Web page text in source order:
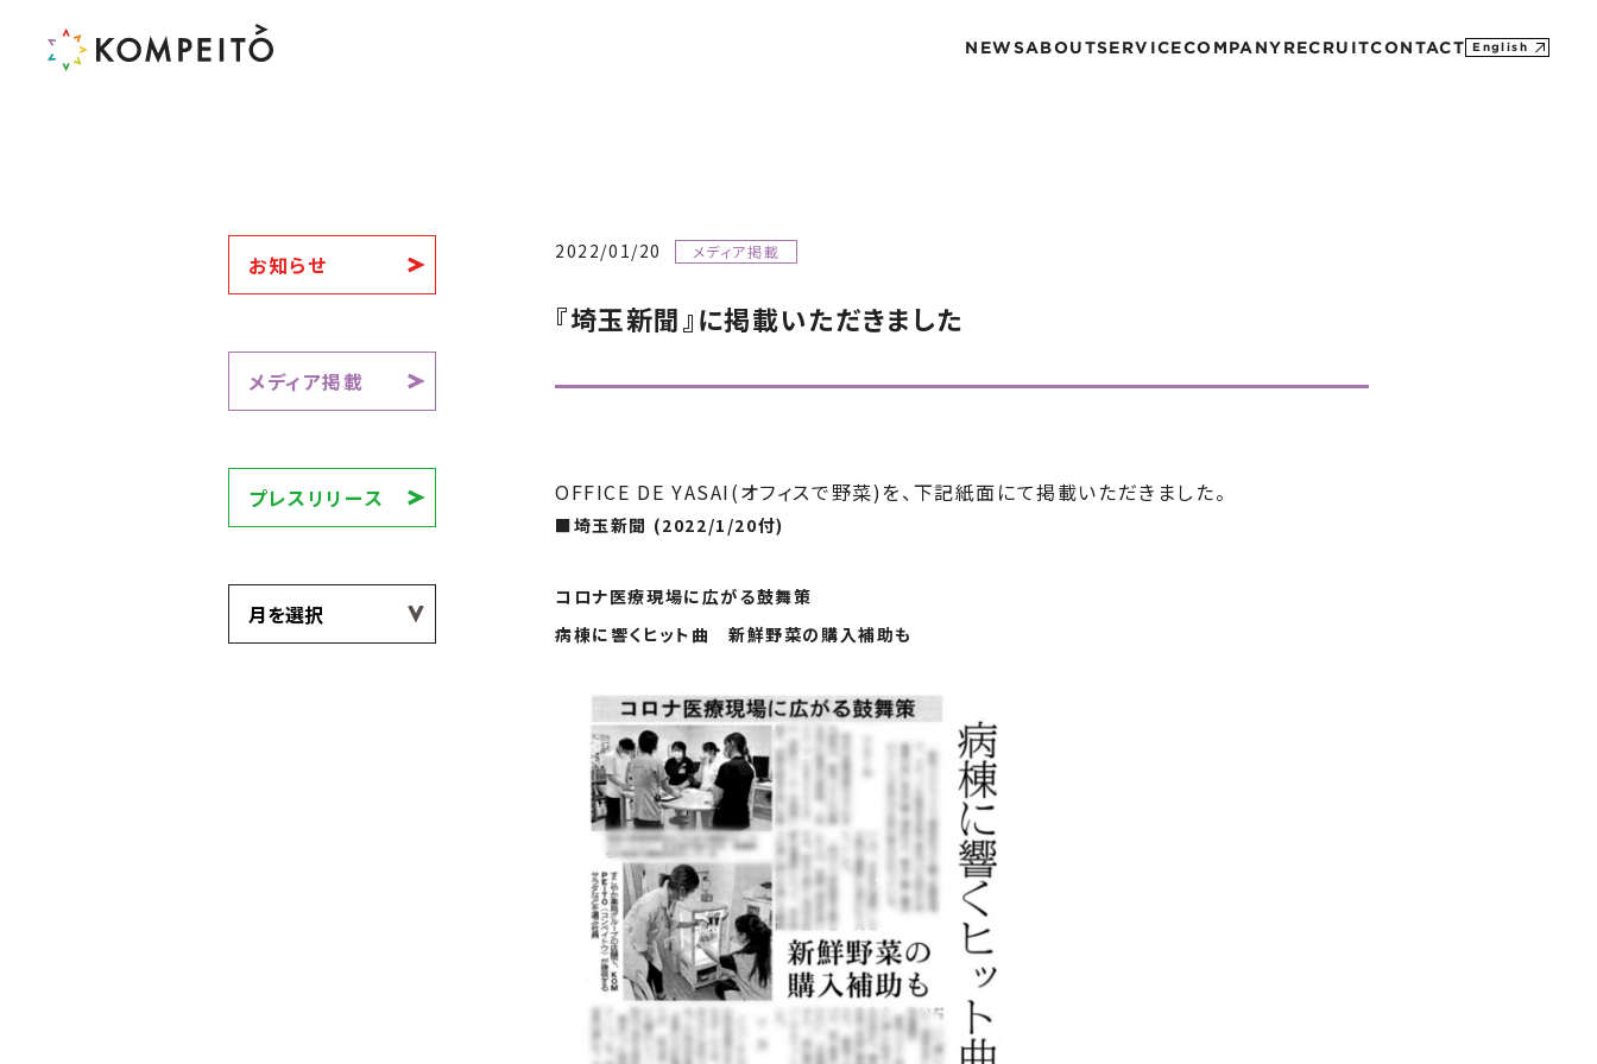
NEWSABOUTSERVICECOMPANY RECRUITCONTACT English
お知らせ
メディア掲載
プレスリリース
2022/01/20 メディア掲載
『埼玉新聞』に掲載いただきました
OFFICE DE YASAI(オフィスで野菜)を、下記紙面にて掲載いただきました。
■埼玉新聞 (2022/1/20付)
コロナ医療現場に広がる鼓舞策
病棟に響くヒット曲 新鮮野菜の購入補助も